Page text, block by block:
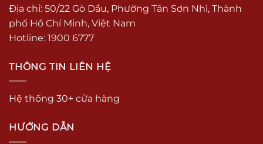
Địa chỉ: 50/22 Gò Dầu, Phường Tân Sơn Nhì, Thành
phố Hồ Chí Minh, Việt Nam
Hotline: 1900 6777
THÔNG TIN LIÊN HỆ
Hệ thống 30+ cửa hàng
HƯỚNG DẪN